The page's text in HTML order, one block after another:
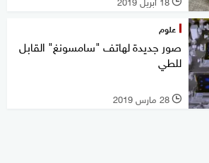
علوم
صور جديدة لهاتف "سامسونغ" القابل
للطي
l 28 مارس 2019